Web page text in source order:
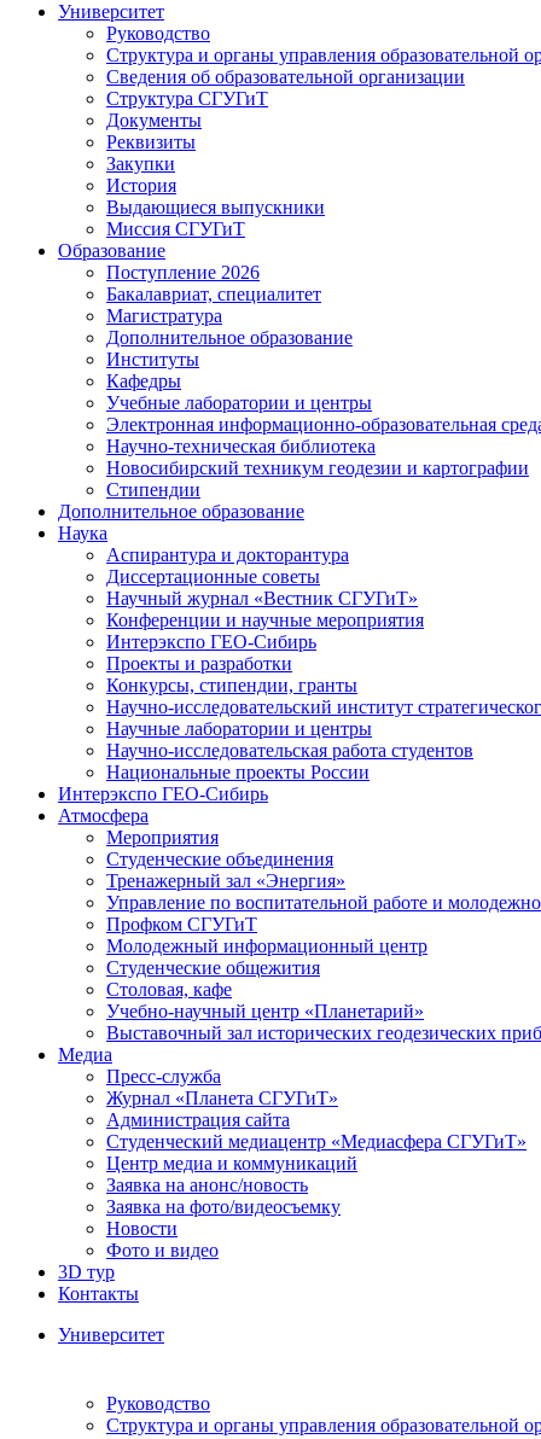
Университет
Руководство
Структура и органы управления образовательной
Сведения об образовательной организации
Структура СГУГиТ
Документы
Реквизиты
Закупки
История
Выдающиеся выпускники
Миссия СГУГиТ
Образование
Поступление 2026
Бакалавриат, специалитет
Магистратура
Дополнительное образование
Институты
Кафедры
Учебные лаборатории и центры
Электронная информационно-образовательная
Научно-техническая библиотека
Новосибирский техникум геодезии и картографии
Стипендии
Дополнительное образование
Наука
Аспирантура и докторантура
Диссертационные советы
Научный журнал «Вестник СГУГиТ»
Конференции и научные мероприятия
Интерэкспо ГЕО-Сибирь
Проекты и разработки
Конкурсы, стипендии, гранты
Научно-исследовательский институт
Научные лаборатории и центры
Научно-исследовательская работа студентов
Национальные проекты России
Интерэкспо ГЕО-Сибирь
Атмосфера
Мероприятия
Студенческие объединения
Тренажерный зал «Энергия»
Управление по воспитательной работе и
Профком СГУГиТ
Молодежный информационный центр
Студенческие общежития
Столовая, кафе
Учебно-научный центр «Планетарий»
Выставочный зал исторических геодезических
Медиа
Пресс-служба
Журнал «Планета СГУГиТ»
Администрация сайта
Студенческий медиацентр «Медиасфера СГУГиТ»
Центр медиа и коммуникаций
Заявка на анонс/новость
Заявка на фото/видеосъемку
Новости
Фото и видео
3D тур
Контакты
Университет
Руководство
Структура и органы управления образовательной